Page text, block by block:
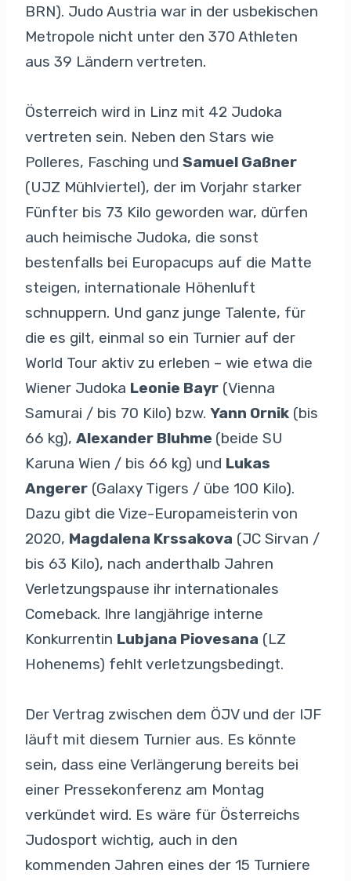
BRN). Judo Austria war in der usbekischen
Metropole nicht unter den 370 Athleten
aus 39 Ländern vertreten.
Österreich wird in Linz mit 42 Judoka
vertreten sein. Neben den Stars wie
Polleres, Fasching und Samuel Gaßner
(UJZ Mühlviertel), der im Vorjahr starker
Fünfter bis 73 Kilo geworden war, dürfen
auch heimische Judoka, die sonst
bestenfalls bei Europacups auf die Matte
steigen, internationale Höhenluft
schnuppern. Und ganz junge Talente, für
die es gilt, einmal so ein Turnier auf der
World Tour aktiv zu erleben – wie etwa die
Wiener Judoka Leonie Bayr (Vienna
Samurai / bis 70 Kilo) bzw. Yann Ornik (bis
66 kg), Alexander Bluhme (beide SU
Karuna Wien / bis 66 kg) und Lukas
Angerer (Galaxy Tigers / übe 100 Kilo).
Dazu gibt die Vize-Europameisterin von
2020, Magdalena Krssakova (JC Sirvan /
bis 63 Kilo), nach anderthalb Jahren
Verletzungspause ihr internationales
Comeback. Ihre langjährige interne
Konkurrentin Lubjana Piovesana (LZ
Hohenems) fehlt verletzungsbedingt.
Der Vertrag zwischen dem ÖJV und der IJF
läuft mit diesem Turnier aus. Es könnte
sein, dass eine Verlängerung bereits bei
einer Pressekonferenz am Montag
verkündet wird. Es wäre für Österreichs
Judosport wichtig, auch in den
kommenden Jahren eines der 15 Turniere